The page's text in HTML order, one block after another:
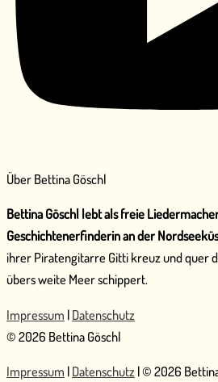
Über Bettina Göschl
Bettina Göschl lebt als freie
Geschichtenerfinderin an der
ihrer Piratengitarre Gitti kreuz und quer
übers weite Meer schippert.
Impressum |Datenschutz
© 2026 Bettina Göschl
Impressum |Datenschutz | © 2026